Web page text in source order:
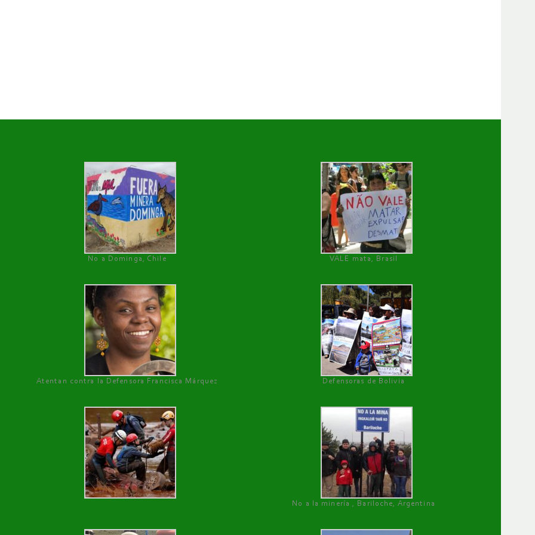
No a Dominga, Chile
VALE mata, Brasil
Atentan contra la Defensora Francisca Márquez Defensoras de Bolivia
No a la minería , Bariloche, Argentina